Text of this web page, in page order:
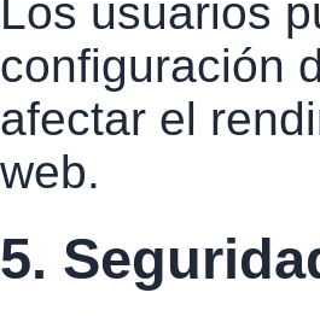
Los usuarios
configuración
afectar el
web.
5.